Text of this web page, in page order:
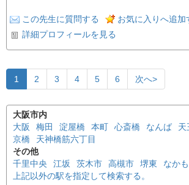
この先生に質問する
お気に入りへ追加
詳細プロフィールを見る
1 2 3 4 5 6 次へ>
大阪市内
大阪
梅田 淀屋橋 本町 心斎橋 なんば 天
京橋
天神橋筋六丁目
その他
千里中央
江坂 茨木市 高槻市 堺東
なか
上記以外の駅を指定して検索する。